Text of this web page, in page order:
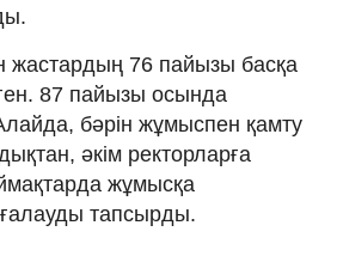
жастардың 76 пайызы басқа
87 пайызы осында
бәрін жұмыспен қамту
әкім ректорларға
жұмысқа
тапсырды.